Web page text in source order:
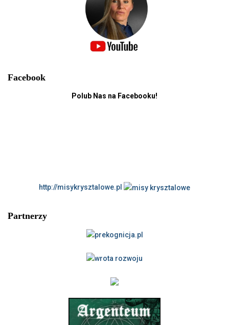
Facebook
Polub Nas na Facebooku!
http://misykrysztalowe.pl
Partnerzy